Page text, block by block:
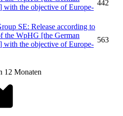
with the objective of Europe-
442
SE: Release according to
the WpHG [the German
with the objective of Europe-
563
12 Monaten